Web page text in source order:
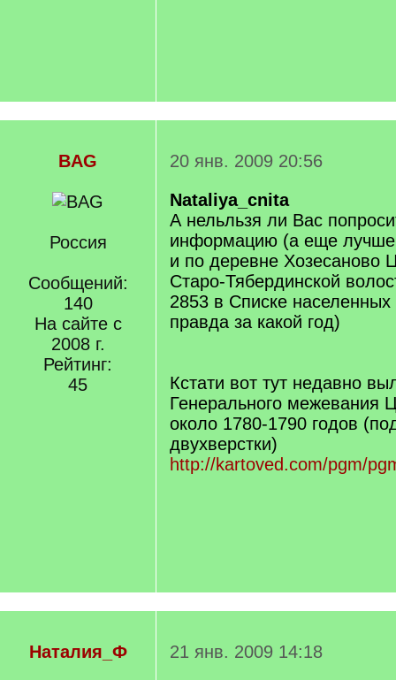
BAG
Россия
Сообщений:
140
На сайте с
2008 г.
Рейтинг:
45
20 янв. 2009 20:56
Nataliya_cnita
А нельльзя ли Вас
информацию (а еще лучше
и по деревне Хозесаново
Старо-Тябердинской
2853 в Списке
правда за какой год)
Кстати вот тут недавно
Генерального межевания
около 1780-1790 годов
двухверстки)
http://kartoved.com/pgm/
Наталия_Ф
21 янв. 2009 14:18